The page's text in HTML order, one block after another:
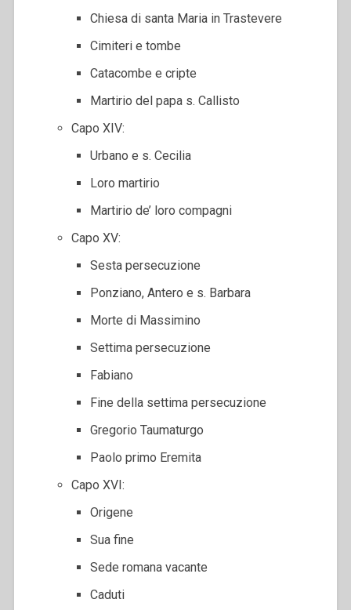
Chiesa di santa Maria in Trastevere
Cimiteri e tombe
Catacombe e cripte
Martirio del papa s. Callisto
Capo XIV:
Urbano e s. Cecilia
Loro martirio
Martirio de’ loro compagni
Capo XV:
Sesta persecuzione
Ponziano, Antero e s. Barbara
Morte di Massimino
Settima persecuzione
Fabiano
Fine della settima persecuzione
Gregorio Taumaturgo
Paolo primo Eremita
Capo XVI:
Origene
Sua fine
Sede romana vacante
Caduti